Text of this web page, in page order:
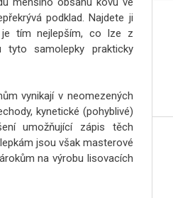
podklad. Najdete ji
je tím nejlepším, co lze z
tyto samolepky prakticky
vynikají v neomezených
kynetické (pohyblivé)
umožňující zápis těch
jsou však masterové
na výrobu lisovacích